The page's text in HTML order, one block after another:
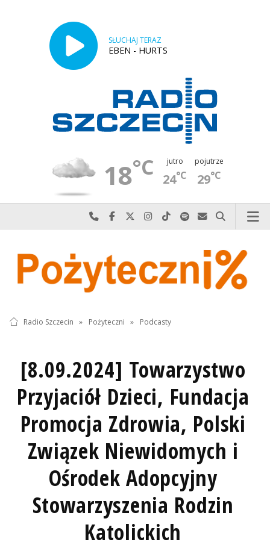
SŁUCHAJ TERAZ
EBEN - HURTS
18°C jutro
24°C
pojutrze
29°C
Najlepiej po prostu do nas zadzwoń
Odwiedź nas na Facebook-u
Odwiedź nas na X
Odwiedź nas na Instagram-ie
Odwiedź nas na TikTok-u
Szukaj nas na Spotify
Wyślij do nas
Szukaj
Radio Szczecin » Pożyteczni » Podcasty
[8.09.2024] Towarzystwo
Przyjaciół Dzieci, Fundacja
Promocja Zdrowia, Polski
Związek Niewidomych i
Ośrodek Adopcyjny
Stowarzyszenia Rodzin
Katolickich